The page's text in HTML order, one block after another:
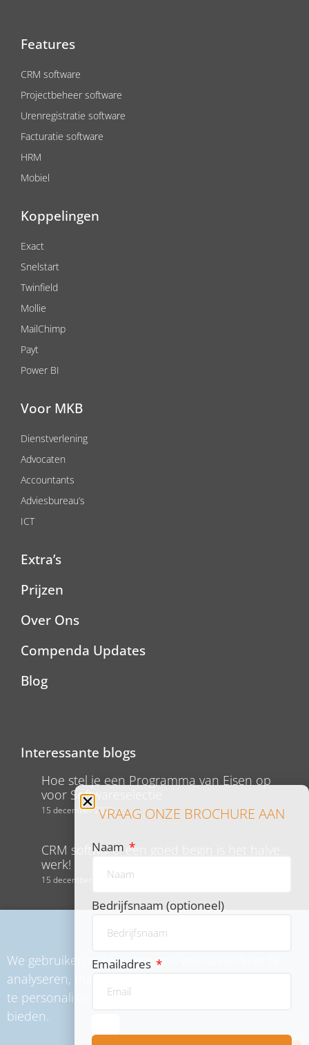
We gebruiken cookies om ons websiteverkeer te
analyseren, maar ook om content en advertenties
te personaliseren en functies voor social media te
bieden.
Features
CRM software
Projectbeheer software
Urenregistratie software
Facturatie software
HRM
Mobiel
Koppelingen
Exact
Snelstart
Twinfield
Mollie
MailChimp
Payt
Power BI
Voor MKB
Dienstverlening
Advocaten
Accountants
Adviesbureau’s
ICT
Extra’s
Prijzen
Over Ons
Compenda Updates
Blog
Interessante blogs
Hoe stel je een Programma van Eisen op
voor Softwareselectie
15 december 2023
CRM software: een goed begin is het halve
werk!
15 december 2023
waar moet je op letten?
VRAAG ONZE BROCHURE AAN
Naam
Bedrijfsnaam (optioneel)
Emailadres